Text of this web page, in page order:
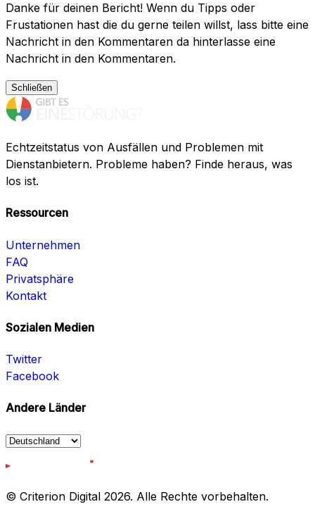
Danke für deinen Bericht! Wenn du Tipps oder
Frustationen hast die du gerne teilen willst, lass bitte eine
Nachricht in den Kommentaren da hinterlasse eine
Nachricht in den Kommentaren.
Schließen
Echtzeitstatus von Ausfällen und Problemen mit
Dienstanbietern. Probleme haben? Finde heraus, was
los ist.
Ressourcen
Unternehmen
FAQ
Privatsphäre
Kontakt
Sozialen Medien
Twitter
Facebook
Andere Länder
© Criterion Digital 2026. Alle Rechte vorbehalten.